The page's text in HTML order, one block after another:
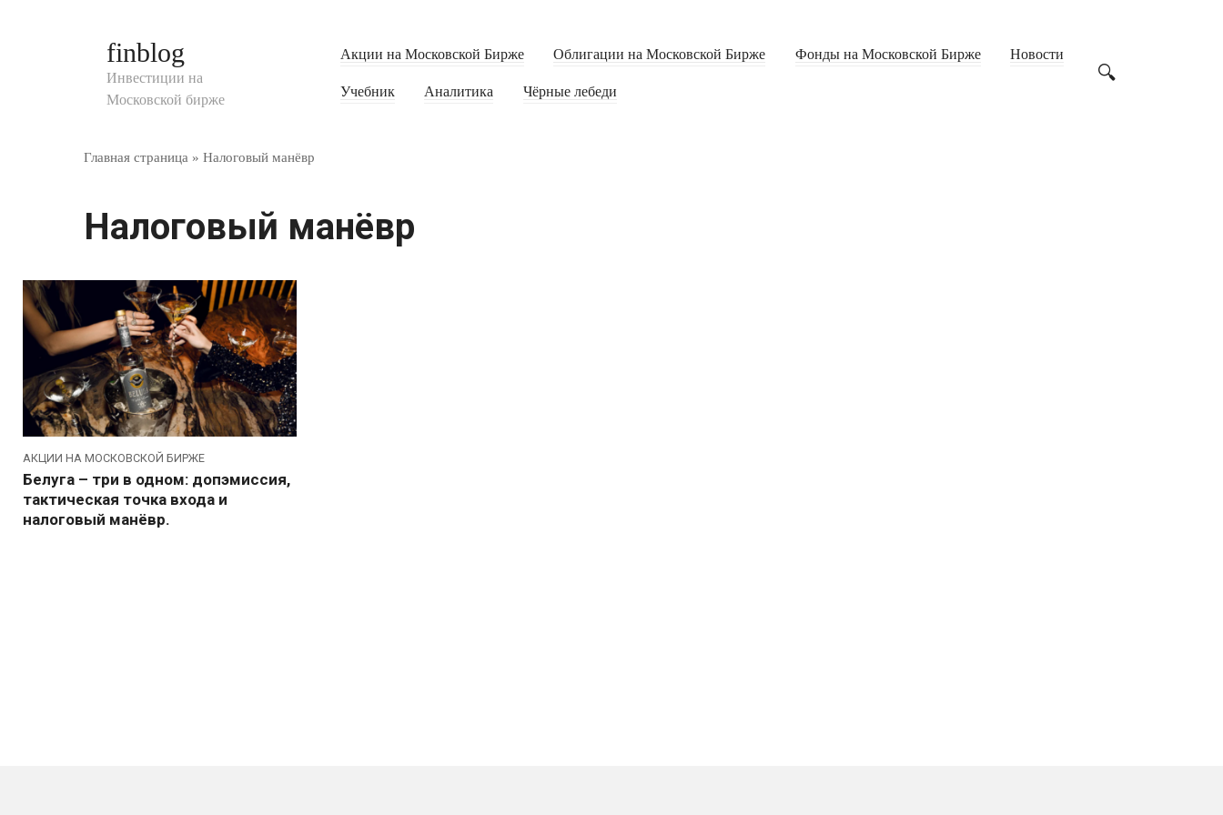
finblog
Инвестиции на
Московской бирже
Акции на Московской Бирже Облигации на Московской Бирже Фонды на Московской Бирже Новости
Учебник Аналитика Чёрные лебеди
Главная страница » Налоговый манёвр
Налоговый манёвр
АКЦИИ НА МОСКОВСКОЙ БИРЖЕ
Белуга – три в одном: допэмиссия,
тактическая точка входа и
налоговый манёвр.